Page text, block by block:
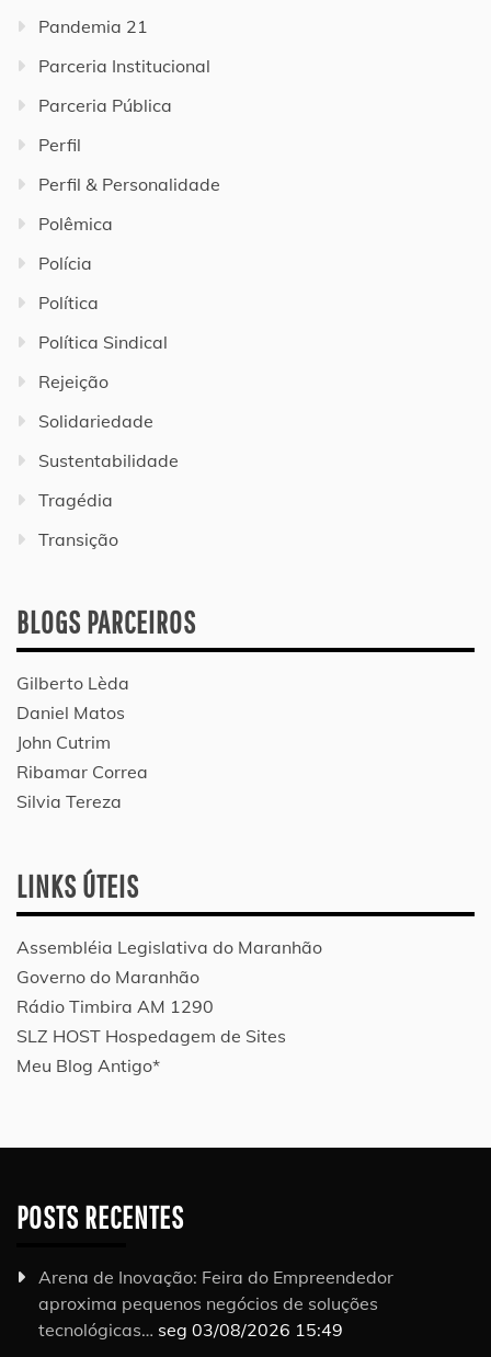
Pandemia 21
Parceria Institucional
Parceria Pública
Perfil
Perfil & Personalidade
Polêmica
Polícia
Política
Política Sindical
Rejeição
Solidariedade
Sustentabilidade
Tragédia
Transição
BLOGS PARCEIROS
Gilberto Lèda
Daniel Matos
John Cutrim
Ribamar Correa
Silvia Tereza
LINKS ÚTEIS
Assembléia Legislativa do Maranhão
Governo do Maranhão
Rádio Timbira AM 1290
SLZ HOST Hospedagem de Sites
Meu Blog Antigo*
POSTS RECENTES
Arena de Inovação: Feira do Empreendedor
aproxima pequenos negócios de soluções
tecnológicas… seg 03/08/2026 15:49